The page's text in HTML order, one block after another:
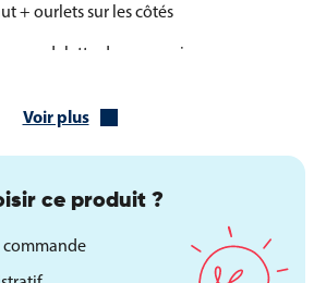
+ ourlets sur les côtés
cordelette de suspension
personnalisable sur demande
spécifiques des institutions,
privés, l’oriflamme du Mexique peut
Voir plus
ce produit ?
commande